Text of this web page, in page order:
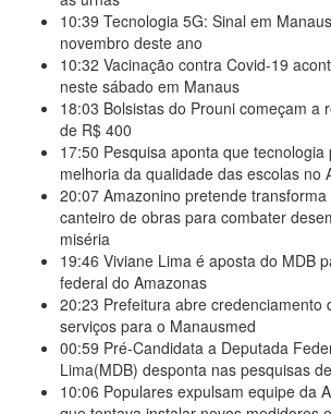
10:39 Tecnologia 5G: Sinal em
novembro deste ano
10:32 Vacinação contra Covid-19
neste sábado em Manaus
18:03 Bolsistas do Prouni começam a
de R$ 400
17:50 Pesquisa aponta que
melhoria da qualidade das escolas no
20:07 Amazonino pretende
canteiro de obras para combater
miséria
19:46 Viviane Lima é aposta do MDB
federal do Amazonas
20:23 Prefeitura abre credenciamento
serviços para o Manausmed
00:59 Pré-Candidata a Deputada
Lima(MDB) desponta nas pesquisas
10:06 Populares expulsam equipe da